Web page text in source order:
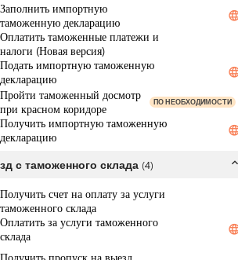
Заполнить импортную
таможенную декларацию
Оплатить таможенные платежи и
налоги (Новая версия)
Подать импортную таможенную
декларацию
Пройти таможенный досмотр
при красном коридоре
ПО НЕОБХОДИМОСТИ
Получить импортную таможенную
декларацию
с таможенного склада (4) expand_less
Получить счет на оплату за услуги
таможенного склада
Оплатить за услуги таможенного
склада
Получить пропуск на выезд